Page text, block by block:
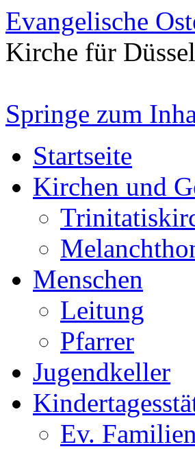
Evangelische
Kirche für
Springe zum
Startseite
Kirchen und
Menschen
Leitung
Pfarrer
Jugendkeller
Ev.